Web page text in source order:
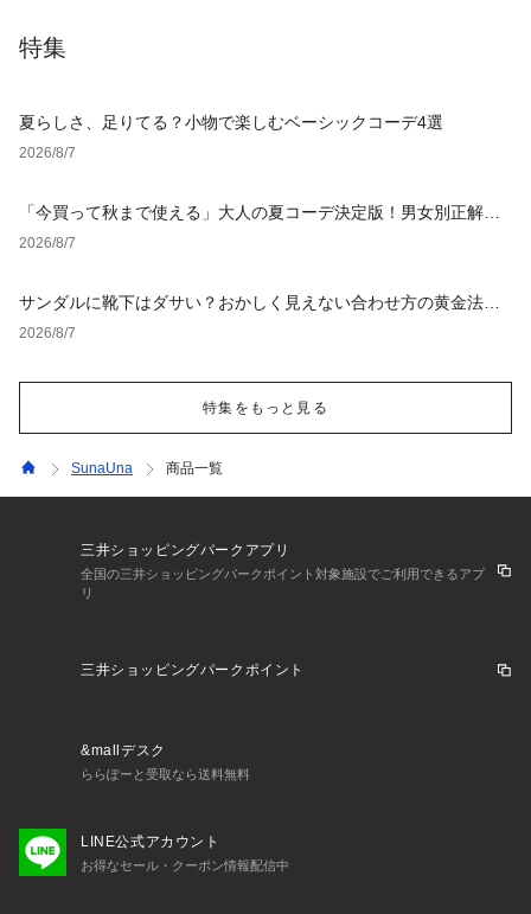
特集
夏らしさ、足りてる？小物で楽しむベーシックコーデ4選
2026/8/7
「今買って秋まで使える」大人の夏コーデ決定版！男女別正解ス
タイルとNGな着こなし
2026/8/7
サンダルに靴下はダサい？おかしく見えない合わせ方の黄金法則
と男女別おすすめコーデ
2026/8/7
特集をもっと見る
SunaUna 商品一覧
三井ショッピングパークアプリ
全国の三井ショッピングパークポイント対象施設でご利用できるアプ
リ
三井ショッピングパークポイント
&mallデスク
ららぽーと受取なら送料無料
LINE公式アカウント
お得なセール・クーポン情報配信中